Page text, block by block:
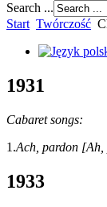
Search ...
Start Twórczość
1931
Cabaret songs:
1.Ach, pardon [Ah,
1933